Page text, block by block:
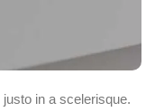
in a scelerisque.